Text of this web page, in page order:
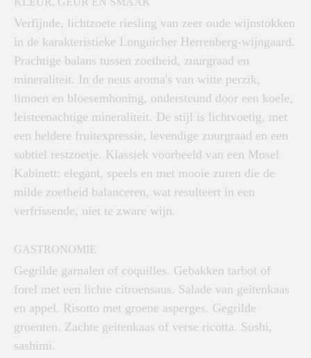
Verfijnde, lichtzoete riesling van zeer oude wijnstokken
in de karakteristieke Longuicher Herrenberg-wijngaard.
Prachtige balans tussen zoetheid, zuurgraad en
mineraliteit. In de neus aroma's van witte perzik,
limoen en bloesemhoning, ondersteund door een koele,
leisteenachtige mineraliteit. De stijl is lichtvoetig, met
een heldere fruitexpressie, levendige zuurgraad en een
subtiel restzoetje. Klassiek voorbeeld van een Mosel
Kabinett: elegant, speels en met mooie zuren die de
milde zoetheid balanceren, wat resulteert in een
verfrissende, niet te zware wijn.
GASTRONOMIE
Gegrilde garnalen of coquilles. Gebakken tarbot of
forel met een lichte citroensaus. Salade van geitenkaas
en appel. Risotto met groene asperges. Gegrilde
groenten. Zachte geitenkaas of verse ricotta. Sushi,
sashimi.